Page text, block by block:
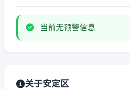
当前无预警信息
关于安定区